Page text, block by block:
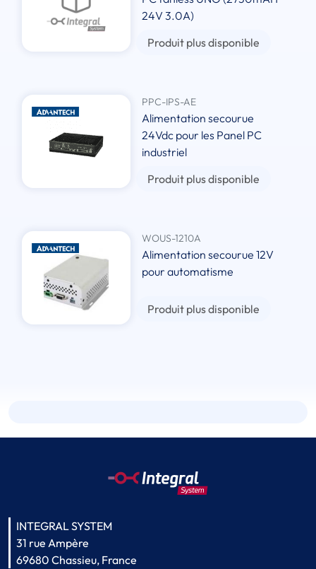
24V 3.0A)
Produit plus disponible
PPC-IPS-AE
Alimentation secourue
24Vdc pour les Panel PC
industriel
Produit plus disponible
WOUS-1210A
Alimentation secourue 12V
pour automatisme
Produit plus disponible
INTEGRAL SYSTEM
31 rue Ampère
69680 Chassieu, France